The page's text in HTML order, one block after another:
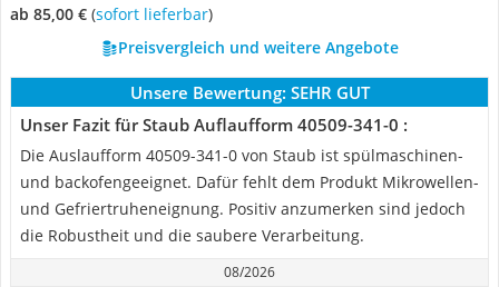
ab 85,00 € ( Sofort lieferbar)
Preisvergleich und weitere Angebote
Unsere Bewertung: SEHR GUT
Unser Fazit für Staub Auflaufform 40509-341-0 :
Die Auslaufform 40509-341-0 von Staub ist spülmaschinen-
und backofengeeignet. Dafür fehlt dem Produkt Mikrowellen-
und Gefriertruheneignung. Positiv anzumerken sind jedoch
die Robustheit und die saubere Verarbeitung.
08/2026